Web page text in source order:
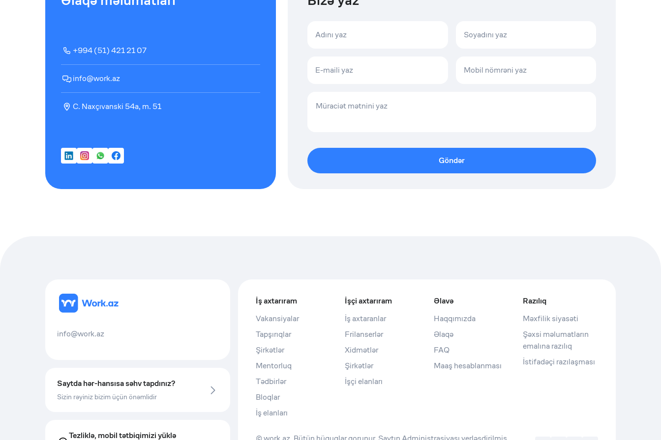
+994 (51) 421 21 07
info@work.az
C. Naxçıvanski 54a, m. 51
LinkedInInstagram
WhatsApp
Facebook
Adını yaz Soyadını yaz
E-maili yaz Mobil nömrəni yaz
Göndər
info@work.az
Saytda hər-hansısa səhv tapdınız?
Sizin rəyiniz bizim üçün önəmlidir
Tezliklə, mobil tətbiqimizi yüklə
İş axtarıram
Vakansiyalar
Tapşırıqlar
Şirkətlər
Mentorluq
Tədbirlər
Bloqlar
İş elanları
İşçi axtarıram
İş axtaranlar
Frilanserlər
Xidmətlər
Şirkətlər
İşçi elanları
Əlavə
Haqqımızda
Əlaqə
FAQ
Maaş hesablanması
Razılıq
Məxfilik siyasəti
Şəxsi məlumatların
emalına razılıq
İstifadəçi razılaşması